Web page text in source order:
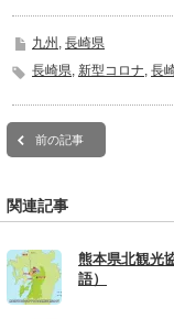
で
き
ま
す)
九州 , 長崎県
長崎県, 新型コロナ, 長
前の記事
関連記事
熊本県北観光
語）